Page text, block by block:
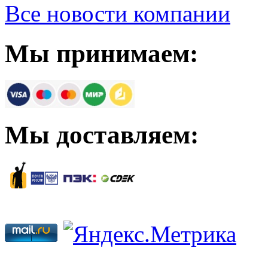
Все новости компании
Мы принимаем:
Мы доставляем: